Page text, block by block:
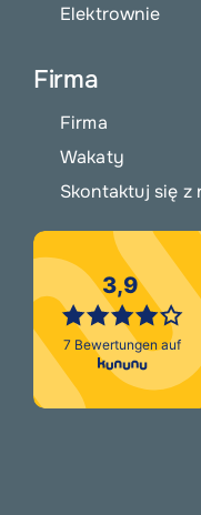
Elektrownie
Firma
Firma
Wakaty
Skontaktuj się z